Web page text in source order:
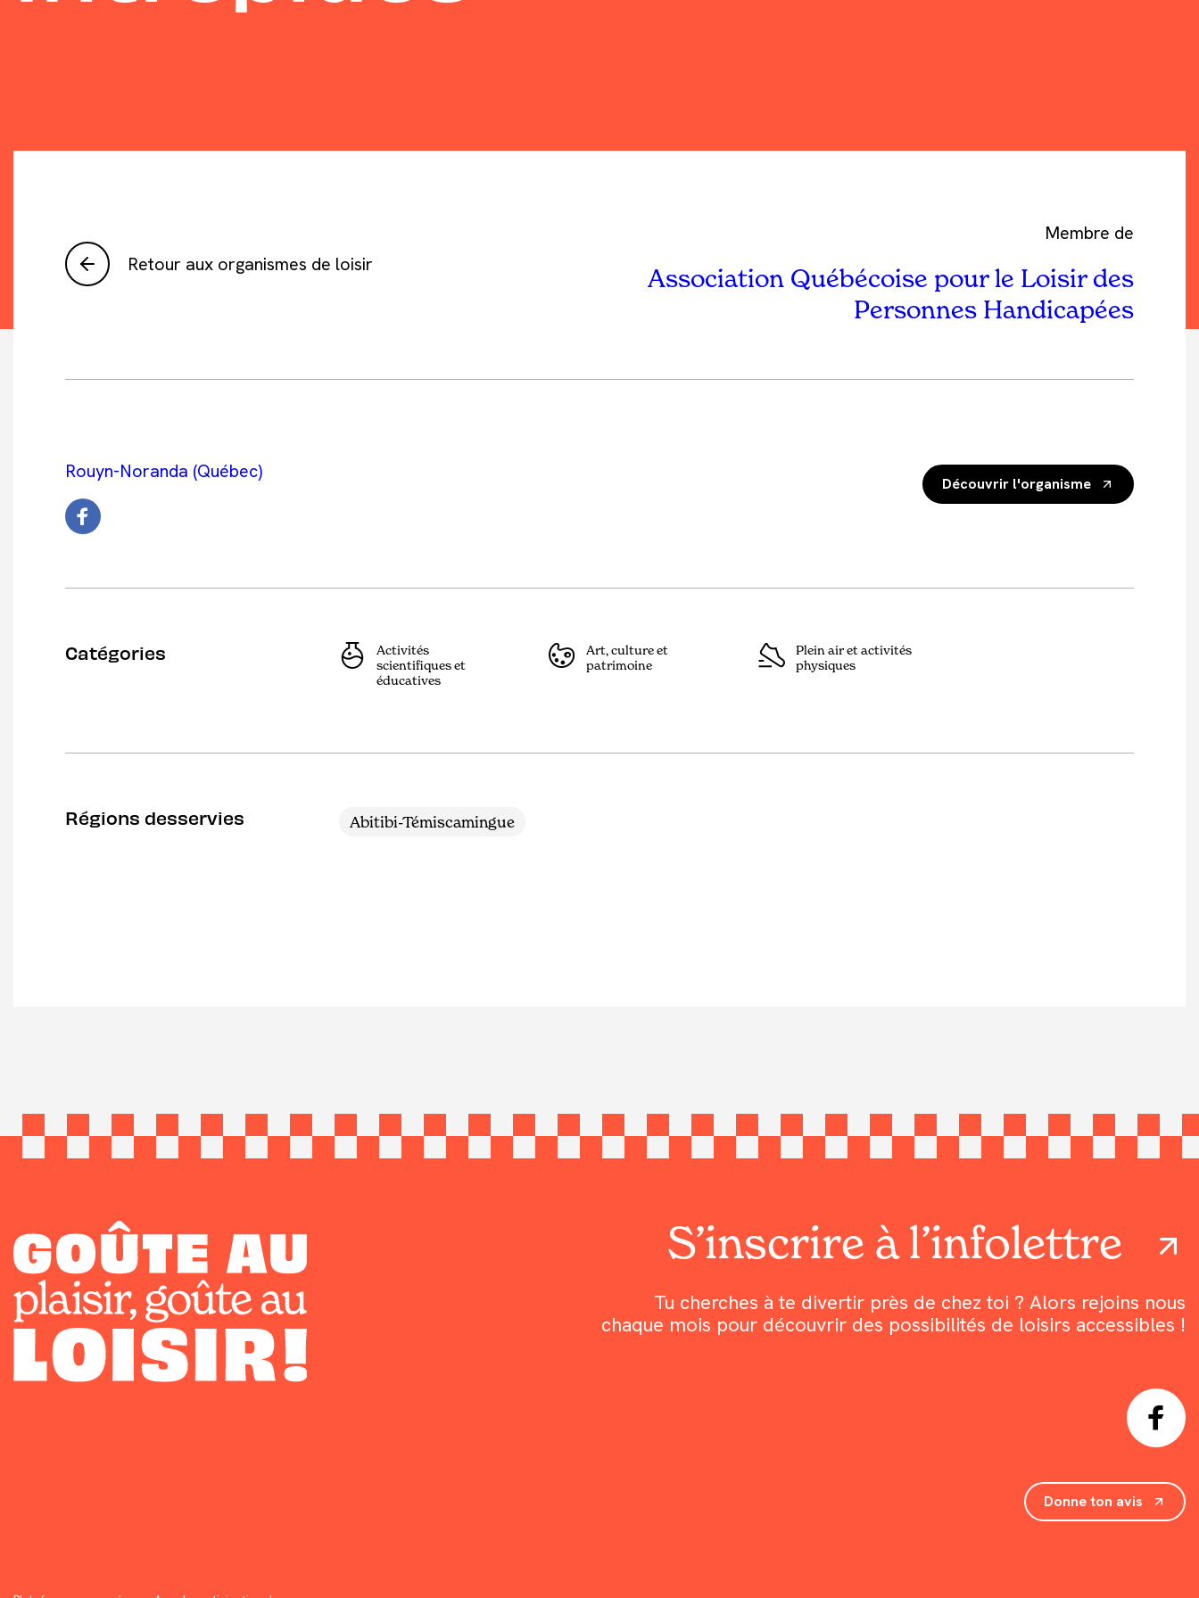
Retour aux organismes de loisir
Membre de
Association Québécoise pour le Loisir des
Personnes Handicapées
Rouyn-Noranda (Québec)
Découvrir l'organisme
Catégories
Activités
scientifiques et
éducatives
Art, culture et
patrimoine
Plein air et activités
physiques
Régions desservies Abitibi-Témiscamingue
S’inscrire à l’infolettre
Tu cherches à te divertir près de chez toi ? Alors rejoins nous
chaque mois pour découvrir des possibilités de loisirs accessibles !
Donne ton avis